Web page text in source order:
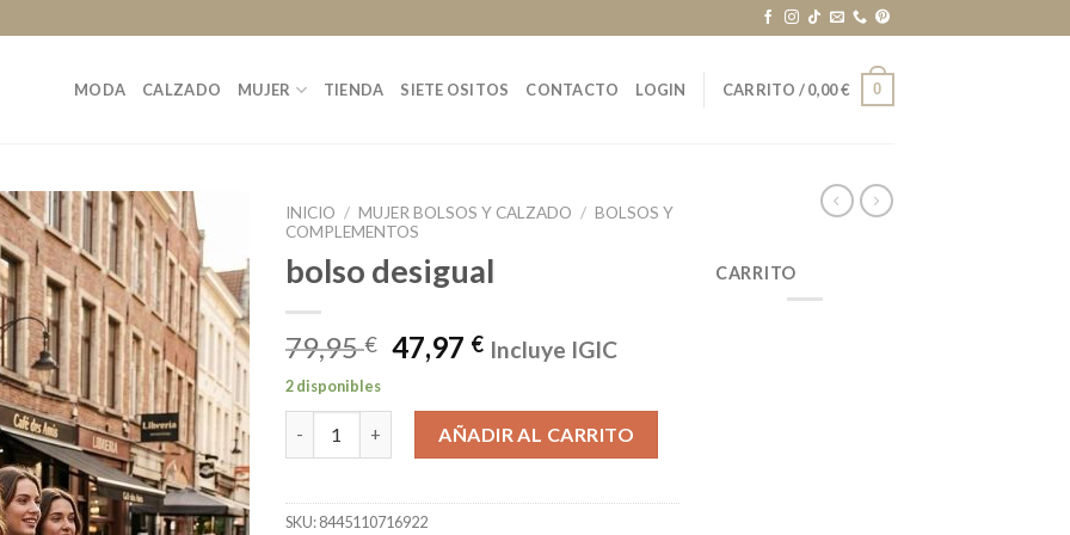
MODA CALZADO MUJER TIENDA SIETE OSITOS CONTACTO LOGIN CARRITO /0,00€ 0
INICIO / MUJER BOLSOS Y CALZADO / BOLSOS Y
COMPLEMENTOS
bolso desigual
79,95€ 47,97 € Incluye IGIC
2 disponibles
bolso desigual cantidadAÑADIR AL CARRITO
SKU:8445110716922
CARRITO